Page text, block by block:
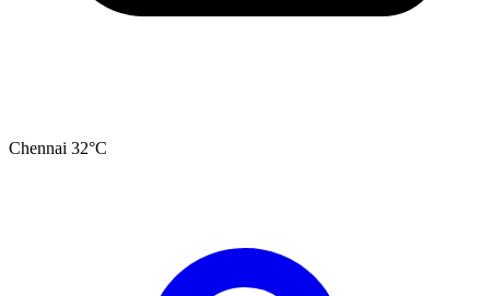
Chennai 32°C